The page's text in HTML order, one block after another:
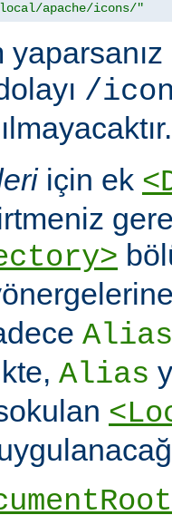
apache/icons/"
/
için ek
Alias
Alias